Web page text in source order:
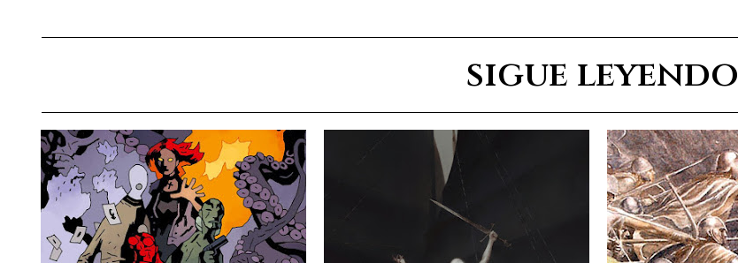
sigue leyendo